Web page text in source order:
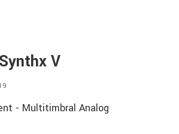
V
- Multitimbral Analog